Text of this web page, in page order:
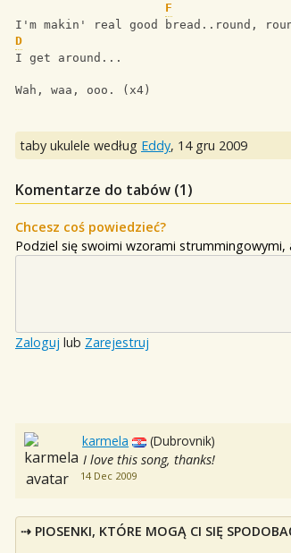
F
I'm makin' real good bread..round,
D
I get around...
Wah, waa, ooo. (x4)
taby ukulele według Eddy, 14 gru 2009
Komentarze do tabów (1)
Chcesz coś powiedzieć?
Podziel się swoimi wzorami
Zaloguj lub Zarejestruj
karmela
(Dubrovnik)
I love this song, thanks!
14 Dec 2009
PIOSENKI, KTÓRE MOGĄ CI SIĘ